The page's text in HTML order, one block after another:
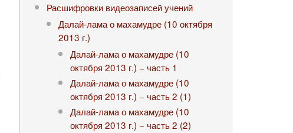
Расшифровки видеозаписей учений
Далай-лама о махамудре (10 октября
2013 г.)
Далай-лама о махамудре (10
октября 2013 г.) − часть 1
Далай-лама о махамудре (10
октября 2013 г.) − часть 2 (1)
Далай-лама о махамудре (10
октября 2013 г.) − часть 2 (2)